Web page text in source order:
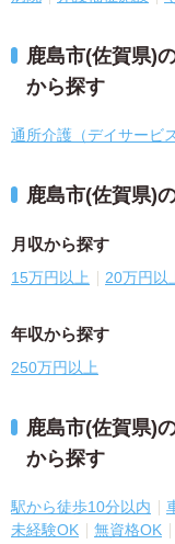
鹿島市(佐賀県)
から探す
通所介護（デイサービス
鹿島市(佐賀県)
月収から探す
15万円以上 20万円以
年収から探す
250万円以上
鹿島市(佐賀県)
から探す
駅から徒歩10分以内
未経験OK
無資格OK